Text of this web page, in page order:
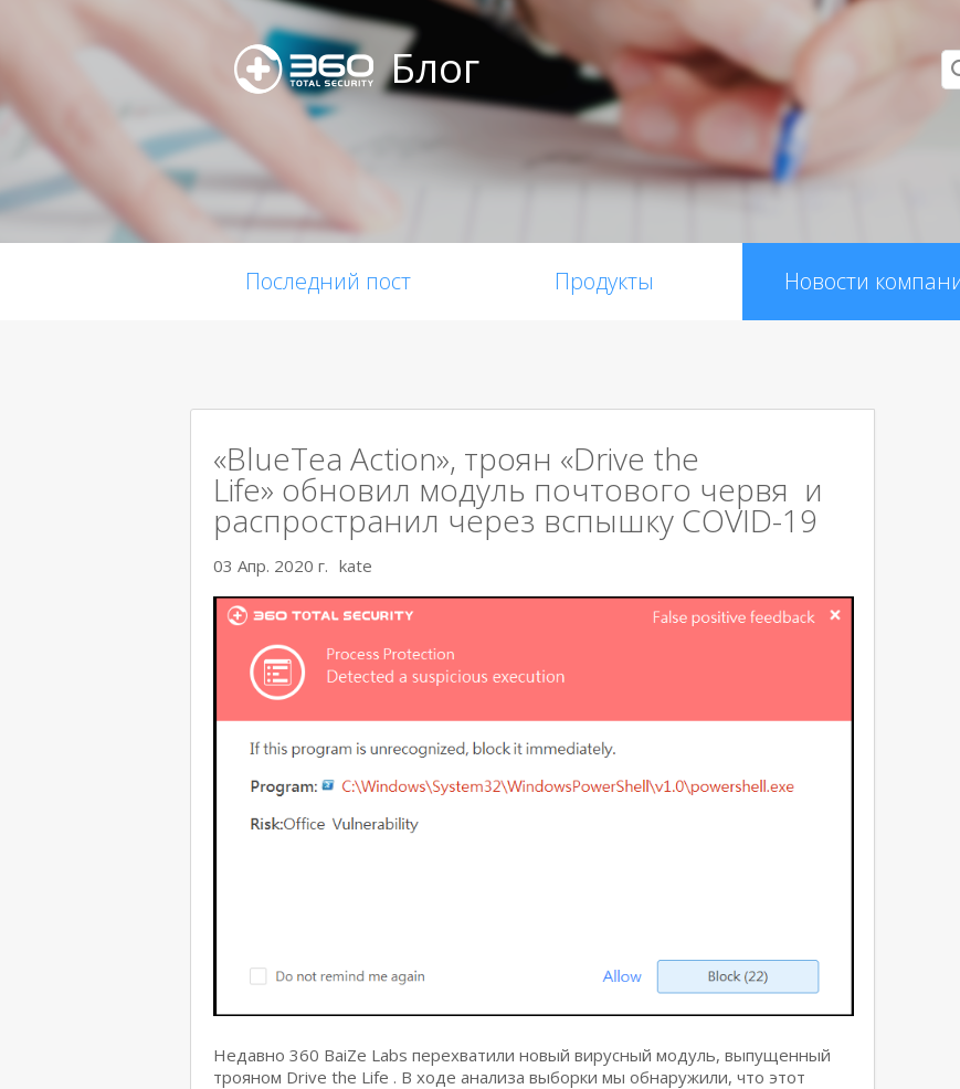
Блог
Последний пост Продукты Новости
«BlueTea Action», троян «Drive the
Life» обновил модуль почтового червя и
распространил через вспышку COVID-19
03 Апр. 2020 г. kate
Недавно 360 BaiZe Labs перехватили новый вирусный модуль, выпущенный
трояном Drive the Life . В ходе анализа выборки мы обнаружили, что этот